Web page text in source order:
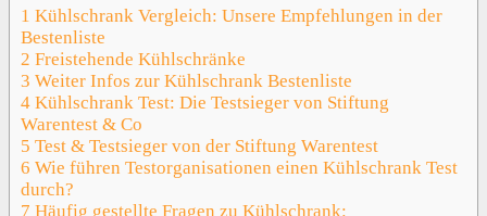
1 Kühlschrank Vergleich: Unsere Empfehlungen in der
Bestenliste
2 Freistehende Kühlschränke
3 Weiter Infos zur Kühlschrank Bestenliste
4 Kühlschrank Test: Die Testsieger von Stiftung
Warentest & Co
5 Test & Testsieger von der Stiftung Warentest
6 Wie führen Testorganisationen einen Kühlschrank Test
durch?
7 Häufig gestellte Fragen zu Kühlschrank: